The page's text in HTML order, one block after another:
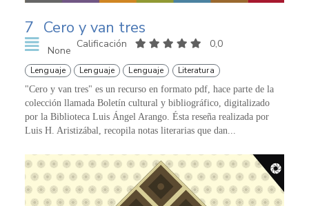
7 Cero y van tres
None
Calificación 0,0
Lenguaje Lenguaje Lenguaje Literatura
"Cero y van tres" es un recurso en formato pdf, hace parte de la
colección llamada Boletín cultural y bibliográfico, digitalizado
por la Biblioteca Luis Ángel Arango. Ésta reseña realizada por
Luis H. Aristizábal, recopila notas literarias que dan...